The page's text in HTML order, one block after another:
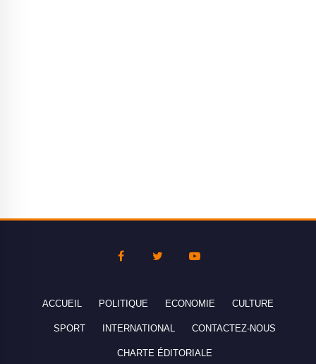
ACCUEIL POLITIQUE ECONOMIE CULTURE
SPORT INTERNATIONAL CONTACTEZ-NOUS
CHARTE ÉDITORIALE